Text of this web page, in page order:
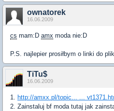
ownatorek
16.06.2009
cs mam:D amx moda nie:D
P.S. najlepier prosiłbym o linki do
TiTu$
16.06.2009
1. http://amxx.pl/topic... ...
2. Zainstaluj bf moda tutaj jak